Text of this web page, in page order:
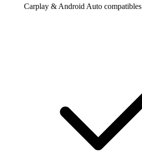
Carplay & Android Auto compatibles